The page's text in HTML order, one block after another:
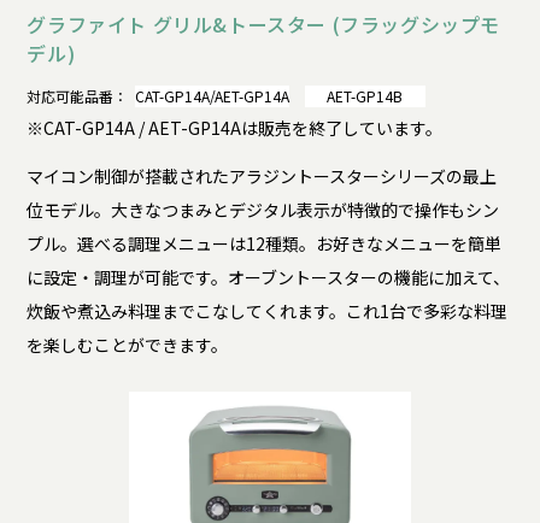
グラファイト グリル&トースター (フラッグシップモ
デル)
対応可能品番： CAT-GP14A/AET-GP14A AET-GP14B
※CAT-GP14A / AET-GP14Aは販売を終了しています。
マイコン制御が搭載されたアラジントースターシリーズの最上
位モデル。大きなつまみとデジタル表示が特徴的で操作もシン
プル。選べる調理メニューは12種類。お好きなメニューを簡単
に設定・調理が可能です。オーブントースターの機能に加えて、
炊飯や煮込み料理までこなしてくれます。これ1台で多彩な料理
を楽しむことができます。